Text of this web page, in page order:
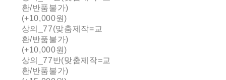
환/반품불가)
(+10,000원)
상의_77(맞춤제작=교
환/반품불가)
(+10,000원)
상의_77반(맞춤제작=교
환/반품불가)